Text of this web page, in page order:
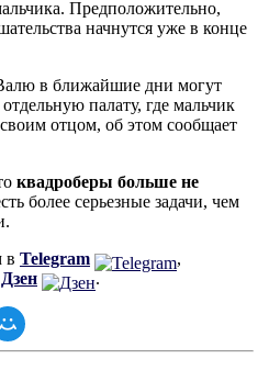
Предположительно,
начнутся уже в конце
в ближайшие дни могут
палату, где мальчик
своим отцом, об этом сообщает
квадроберы больше не
более серьезные задачи, чем
в Telegram
,
Дзен .